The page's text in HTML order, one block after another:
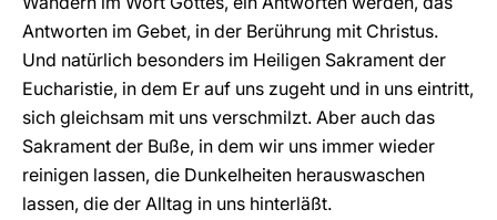
Antworten im Gebet, in der Berührung mit Christus.
Und natürlich besonders im Heiligen Sakrament der
Eucharistie, in dem Er auf uns zugeht und in uns eintritt,
sich gleichsam mit uns verschmilzt. Aber auch das
Sakrament der Buße, in dem wir uns immer wieder
reinigen lassen, die Dunkelheiten herauswaschen
lassen, die der Alltag in uns hinterläßt.